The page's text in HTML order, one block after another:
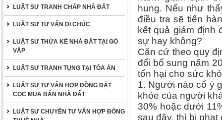
LUẬT SƯ TRANH CHẤP NHÀ ĐẤT
LUẬT SƯ TƯ VẤN DI CHÚC
LUẬT SƯ THỪA KẾ NHÀ ĐẤT TẠI GÒ
VẤP
LUẬT SƯ TRANH TỤNG TẠI TÒA ÁN
LUẬT SƯ TƯ VẤN HỢP ĐỒNG ĐẶT
CỌC MUA BÁN NHÀ ĐẤT
LUẬT SƯ CHUYÊN TƯ VẤN HỢP ĐỒNG
hung. Nếu như
điều tra sẽ tiến
kết quả giám định
sự hay không?
Căn cứ theo quy
đổi bổ sung năm
tổn hại cho sức
1. Người nào cố ý
khỏe của người
30% hoặc dưới
sau đây, thì bị